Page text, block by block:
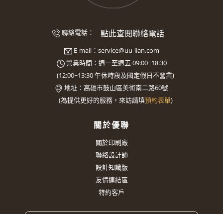
聯絡電話： 點此查閱聯絡電話
E-mail： service@uu-lian.com
營業時間：週一至週五 09:00~18:30
(12:00~13:30午休時段及國定假日不營業)
地址： 高雄市鼓山區美術南二路60號
(為提供更好的服務，來訪請填預約表單)
關於優聯
關於印刷廠
聯絡設計師
設計知識版
友情連結區
特約客戶